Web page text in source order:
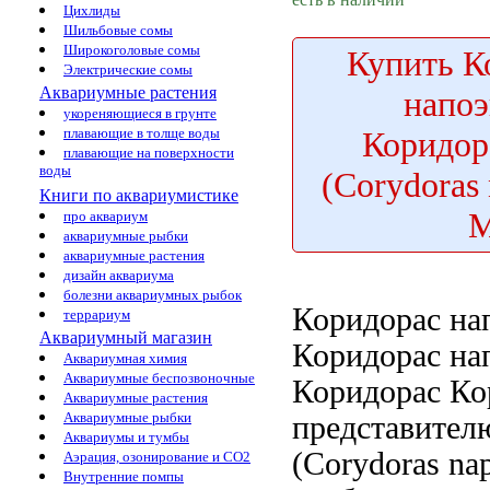
Цихлиды
Шильбовые сомы
Широкоголовые сомы
Электрические сомы
Аквариумные растения
укореняющиеся в грунте
плавающие в толще воды
плавающие на поверхности
воды
Книги по аквариумистике
про аквариум
аквариумные рыбки
аквариумные растения
дизайн аквариума
болезни аквариумных рыбок
террариум
Аквариумный магазин
Аквариумная химия
Аквариумные беспозвоночные
Аквариумные растения
Аквариумные рыбки
Аквариумы и тумбы
Аэрация, озонирование и CO2
Внутренние помпы
Купить
(Corydoras
Коридорас
Коридорас
Коридорас
(Corydoras